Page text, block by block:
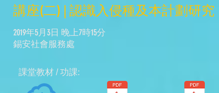
講座(二) | 認識入侵種及本計劃研究
2019年5月3日 晚上7時15分
錫安社會服務處
​課堂教材 / 功課: